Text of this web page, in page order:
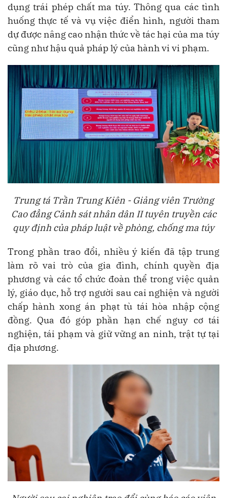
dụng trái phép chất ma túy. Thông qua các tình
huống thực tế và vụ việc điển hình, người tham
dự được nâng cao nhận thức về tác hại của ma túy
cũng như hậu quả pháp lý của hành vi vi phạm.
Trung tá Trần Trung Kiên - Giảng viên Trường
Cao đẳng Cảnh sát nhân dân IItuyên truyền các
quy định của pháp luật về phòng, chống ma túy
Trong phần trao đổi, nhiều ý kiến đã tập trung
làm rõ vai trò của gia đình, chính quyền địa
phương và các tổ chức đoàn thể trong việc quản
lý, giáo dục, hỗ trợ người sau cai nghiện và người
chấp hành xong án phạt tù tái hòa nhập cộng
đồng. Qua đó góp phần hạn chế nguy cơ tái
nghiện, tái phạm và giữ vững an ninh, trật tự tại
địa phương.